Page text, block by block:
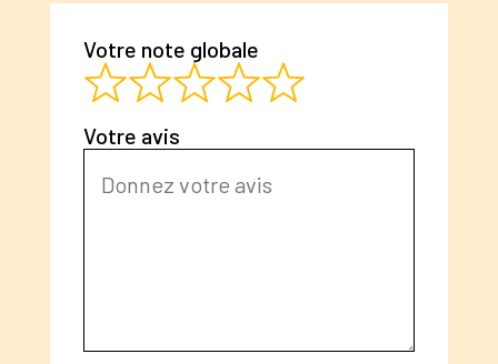
Votre note globale
Votre avis